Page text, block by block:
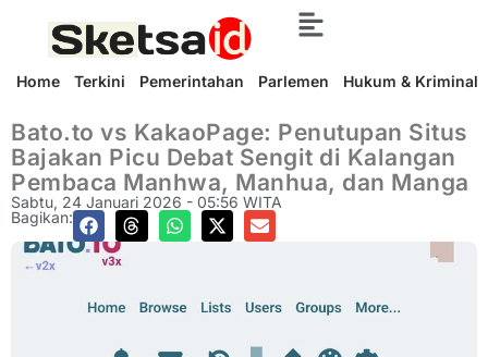
Home Terkini Pemerintahan Parlemen Hukum & Kriminal
Bato.to vs KakaoPage: Penutupan Situs
Bajakan Picu Debat Sengit di Kalangan
Pembaca Manhwa, Manhua, dan Manga
Sabtu, 24 Januari 2026 - 05:56 WITA
Bagikan: